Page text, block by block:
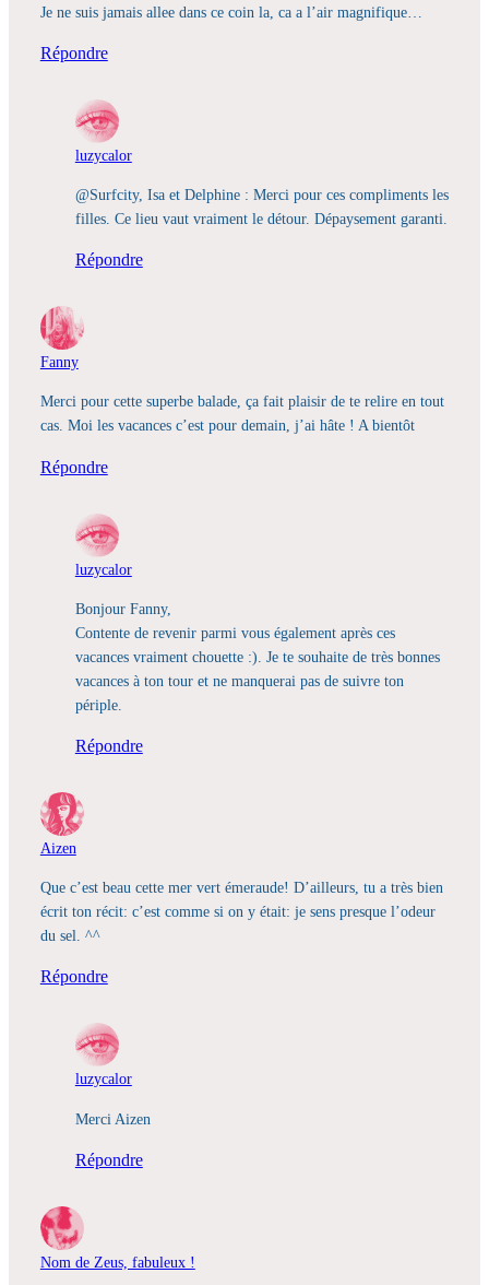
Je ne suis jamais allee dans ce coin la, ca a l’air magnifique…
Répondre
luzycalor
@Surfcity, Isa et Delphine : Merci pour ces compliments les
filles. Ce lieu vaut vraiment le détour. Dépaysement garanti.
Répondre
Fanny
Merci pour cette superbe balade, ça fait plaisir de te relire en tout
cas. Moi les vacances c’est pour demain, j’ai hâte ! A bientôt
Répondre
luzycalor
Bonjour Fanny,
Contente de revenir parmi vous également après ces
vacances vraiment chouette :). Je te souhaite de très bonnes
vacances à ton tour et ne manquerai pas de suivre ton
périple.
Répondre
Aizen
Que c’est beau cette mer vert émeraude! D’ailleurs, tu a très bien
écrit ton récit: c’est comme si on y était: je sens presque l’odeur
du sel. ^^
Répondre
luzycalor
Merci Aizen
Répondre
Nom de Zeus, fabuleux !